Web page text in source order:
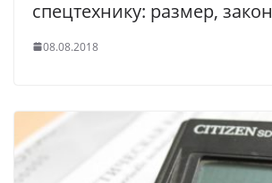
спецтехнику: размер, закон
08.08.2018